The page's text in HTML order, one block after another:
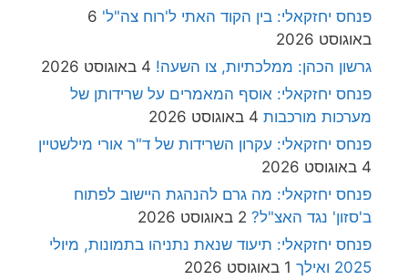
פנחס יחזקאלי: בין הקוד האתי ל'רוח צה"ל' 6
באוגוסט 2026
גרשון הכהן: ממלכתיות, צו השעה! 4 באוגוסט 2026
פנחס יחזקאלי: אוסף המאמרים על שרידותן של
מערכות מורכבות 4 באוגוסט 2026
פנחס יחזקאלי: עקרון השרידות של ד"ר אורי מילשטיין
4 באוגוסט 2026
פנחס יחזקאלי: מה גרם להנהגת היישוב לפתוח
ב'סזון' נגד האצ"ל? 2 באוגוסט 2026
פנחס יחזקאלי: תיעוד שנאת נתניהו בתמונות, מיולי
2025 ואילך
1 באוגוסט 2026